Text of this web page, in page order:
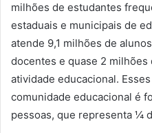
milhões de estudantes
estaduais e municipais de
atende 9,1 milhões de
docentes e quase 2
atividade educacional.
comunidade educacional é
pessoas, que representa ¼